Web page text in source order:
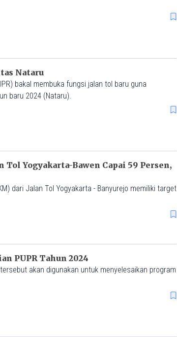
Nataru
bakal membuka fungsi jalan tol baru guna
baru 2024 (Nataru).
Tol Yogyakarta-Bawen Capai 59 Persen,
dari Jalan Tol Yogyakarta - Banyurejo memiliki target
PUPR Tahun 2024
akan digunakan untuk menyelesaikan program